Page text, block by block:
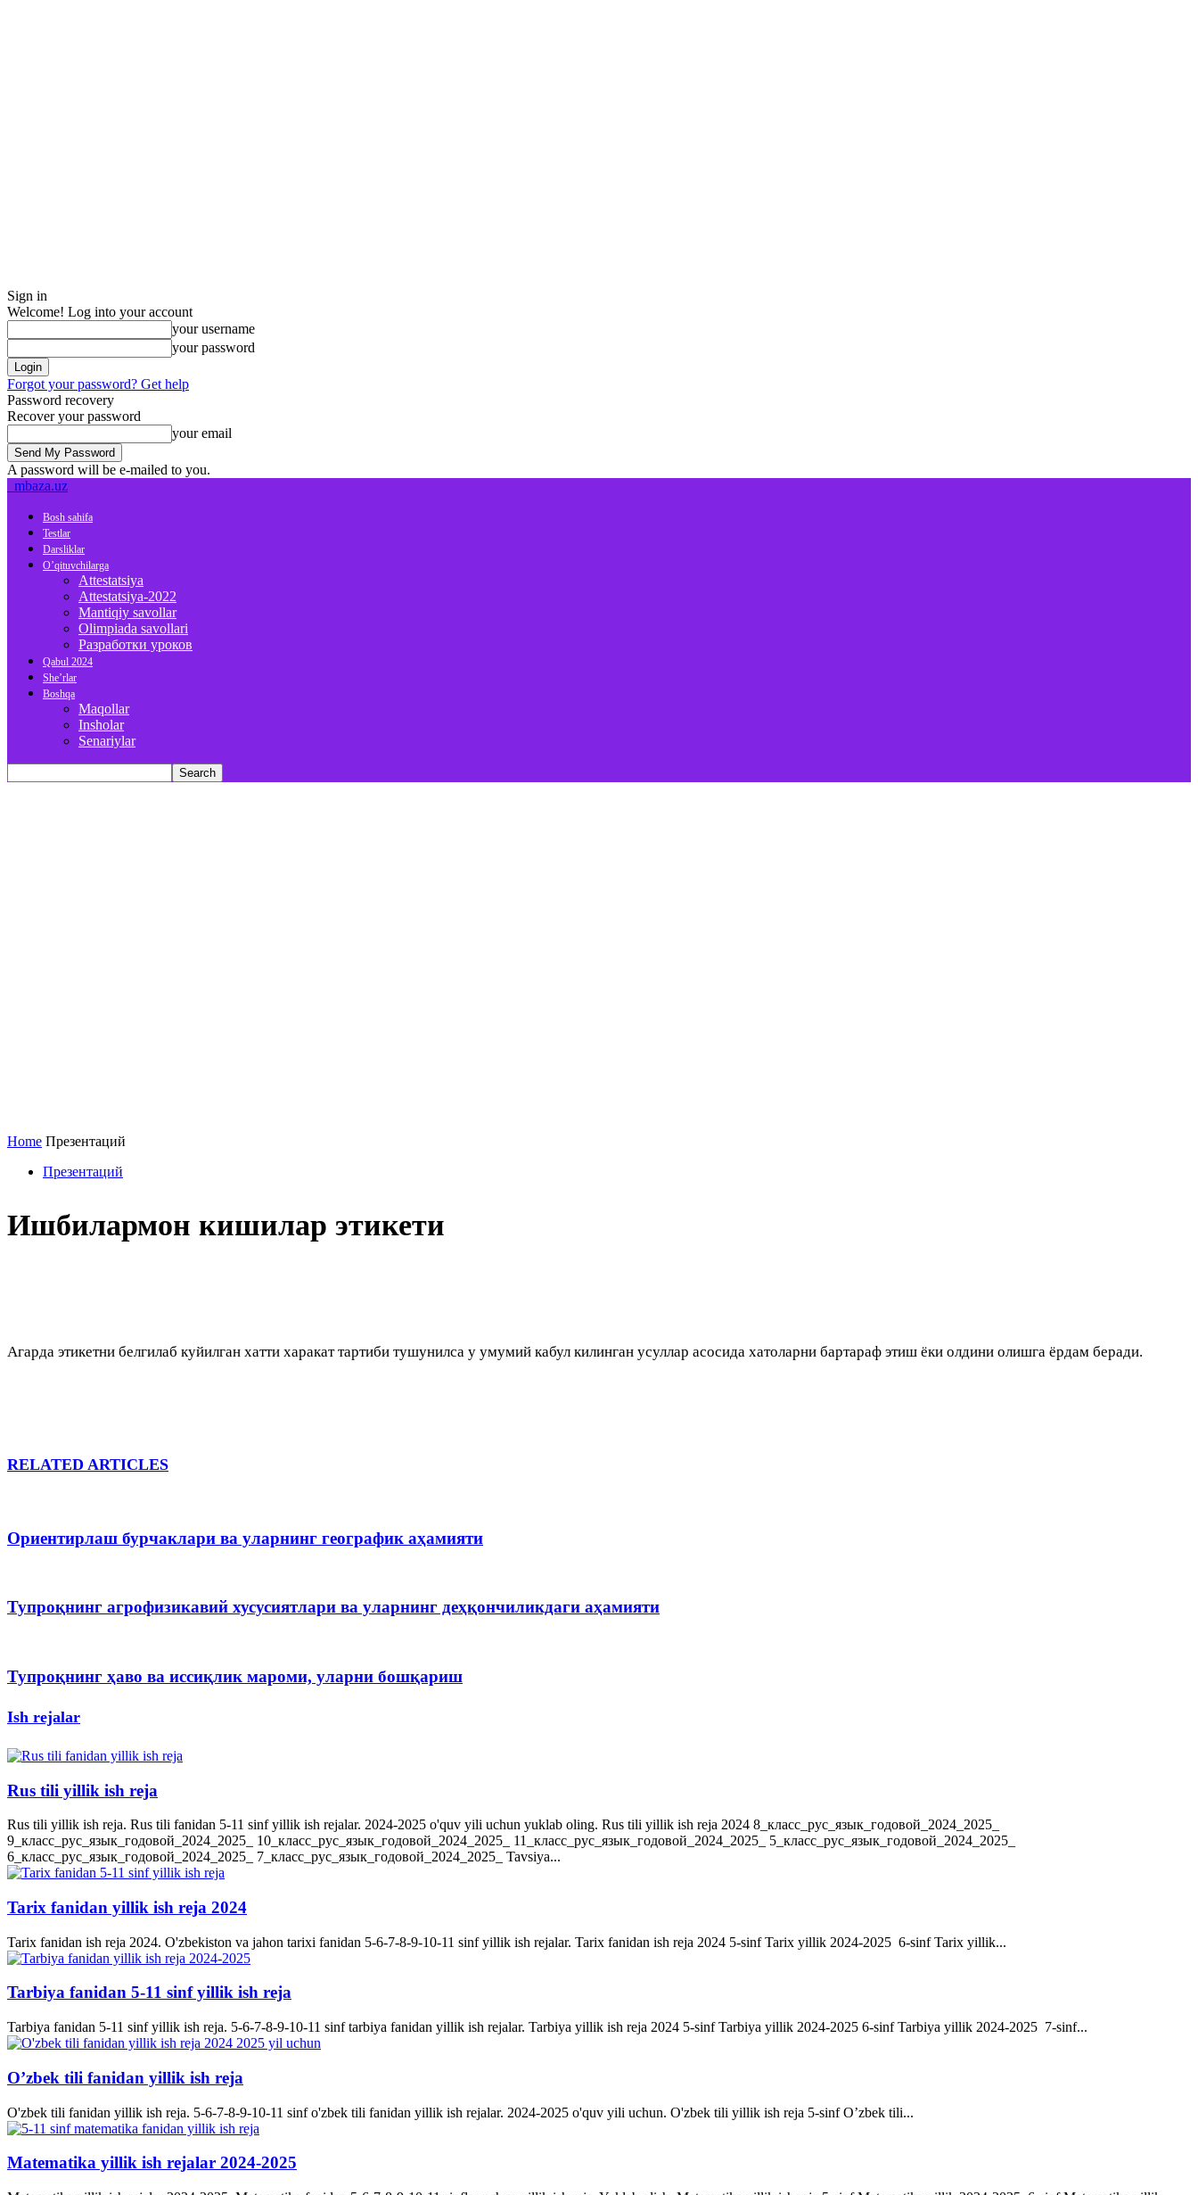
Sign in
Welcome! Log into your account
your username
your password
Forgot your password? Get help
Password recovery
Recover your password
your email
A password will be e-mailed to you.
mbaza.uz
Bosh sahifa
Testlar
Darsliklar
O’qituvchilarga
Attestatsiya
Attestatsiya-2022
Mantiqiy savollar
Olimpiada savollari
Разработки уроков
Qabul 2024
She’rlar
Boshqa
Maqollar
Insholar
Senariylar
Home Презентаций
Презентаций
Ишбилармон кишилар этикети
Агарда этикетни белгилаб куйилган хатти харакат тартиби тушунилса у умумий кабул килинган усуллар асосида хатоларни бартараф этиш ёки олдини олишга ёрдам беради.
RELATED ARTICLES
Ориентирлаш бурчаклари ва уларнинг географик аҳамияти
Тупроқнинг агрофизикавий хусусиятлари ва уларнинг деҳқончиликдаги аҳамияти
Тупроқнинг ҳаво ва иссиқлик мароми, уларни бошқариш
Ish rejalar
Rus tili yillik ish reja
Rus tili yillik ish reja. Rus tili fanidan 5-11 sinf yillik ish rejalar. 2024-2025 o'quv yili uchun yuklab oling. Rus tili yillik ish reja 2024 8_класс_рус_язык_годовой_2024_2025_
9_класс_рус_язык_годовой_2024_2025_ 10_класс_рус_язык_годовой_2024_2025_ 11_класс_рус_язык_годовой_2024_2025_ 5_класс_рус_язык_годовой_2024_2025_
6_класс_рус_язык_годовой_2024_2025_ 7_класс_рус_язык_годовой_2024_2025_ Tavsiya...
Tarix fanidan yillik ish reja 2024
Tarix fanidan ish reja 2024. O'zbekiston va jahon tarixi fanidan 5-6-7-8-9-10-11 sinf yillik ish rejalar. Tarix fanidan ish reja 2024 5-sinf Tarix yillik 2024-2025 6-sinf Tarix yillik...
Tarbiya fanidan 5-11 sinf yillik ish reja
Tarbiya fanidan 5-11 sinf yillik ish reja. 5-6-7-8-9-10-11 sinf tarbiya fanidan yillik ish rejalar. Tarbiya yillik ish reja 2024 5-sinf Tarbiya yillik 2024-2025 6-sinf Tarbiya yillik 2024-2025 7-sinf...
O’zbek tili fanidan yillik ish reja
O'zbek tili fanidan yillik ish reja. 5-6-7-8-9-10-11 sinf o'zbek tili fanidan yillik ish rejalar. 2024-2025 o'quv yili uchun. O'zbek tili yillik ish reja 5-sinf O’zbek tili...
Matematika yillik ish rejalar 2024-2025